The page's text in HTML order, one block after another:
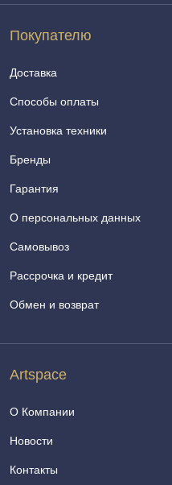
Покупателю
Доставка
Способы оплаты
Установка техники
Бренды
Гарантия
О персональных данных
Самовывоз
Рассрочка и кредит
Обмен и возврат
Artspace
О Компании
Новости
Контакты